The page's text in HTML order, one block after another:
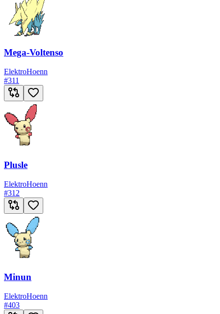
Mega-Voltenso
ElektroHoenn
#311
Plusle
ElektroHoenn
#312
Minun
ElektroHoenn
#403